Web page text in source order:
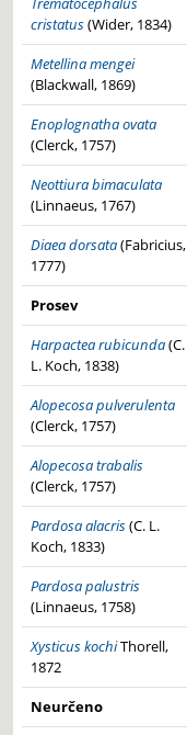
cristatus(Wider, 1834)
Metellina mengei
(Blackwall, 1869)
Enoplognatha ovata
(Clerck, 1757)
Neottiura bimaculata
(Linnaeus, 1767)
Diaea dorsata(Fabricius,
1777)
Prosev
Harpactea rubicunda(C.
L. Koch, 1838)
Alopecosa pulverulenta
(Clerck, 1757)
Alopecosa trabalis
(Clerck, 1757)
Pardosa alacris(C. L.
Koch, 1833)
Pardosa palustris
(Linnaeus, 1758)
Xysticus kochiThorell,
1872
Neurčeno